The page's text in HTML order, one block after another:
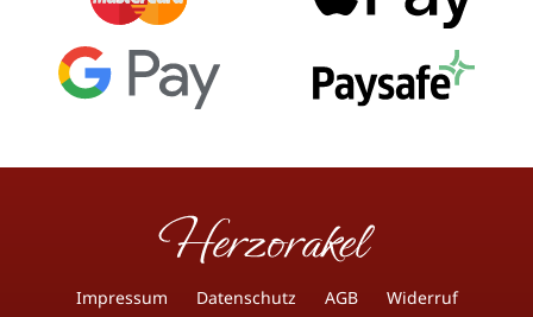
Impressum Datenschutz AGB Widerruf